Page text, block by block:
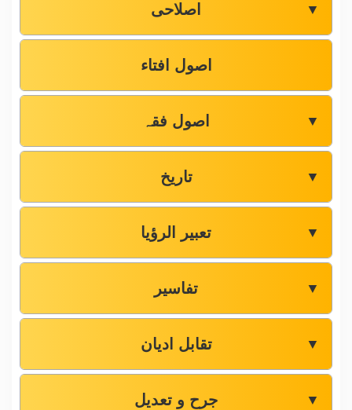
اصلاحی ▼
اصول افتاء
اصول فقہ ▼
تاریخ ▼
تعبیر الرؤیا ▼
تفاسیر ▼
تقابل ادیان ▼
جرح و تعدیل ▼